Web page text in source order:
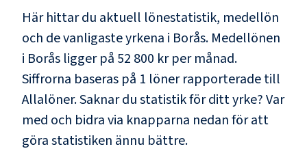
Här hittar du aktuell lönestatistik, medellön
och de vanligaste yrkena i Borås. Medellönen
i Borås ligger på 52 800 krper månad.
Siffrorna baseras på 1 löner rapporterade till
Allalöner. Saknar du statistik för ditt yrke? Var
med och bidra via knapparna nedan för att
göra statistiken ännu bättre.